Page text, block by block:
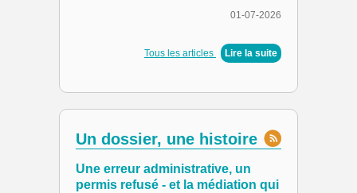
01-07-2026
Tous les articles Lire la suite
Un dossier, une histoire
Une erreur administrative, un
permis refusé - et la médiation qui